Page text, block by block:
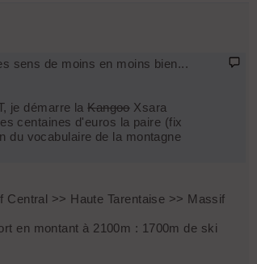
sens de moins en moins bien...
je démarre laKangooXsara
centaines d'euros la paire (fix
du vocabulaire de la montagne
>> Haute Tarentaise >> Massif
en montant à 2100m : 1700m de ski